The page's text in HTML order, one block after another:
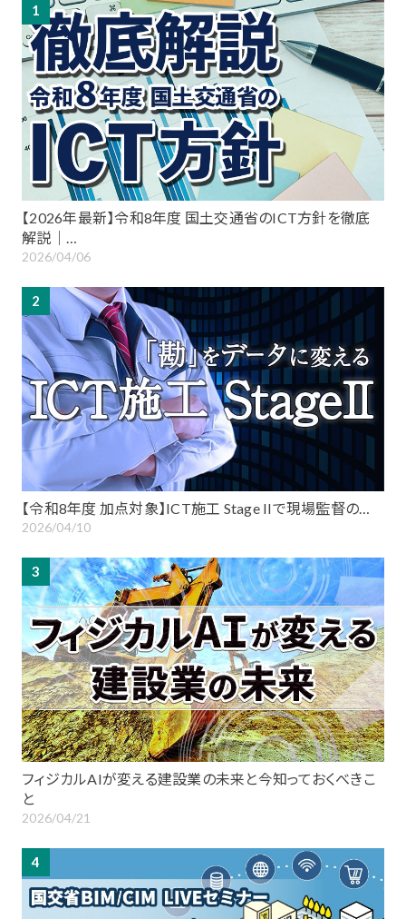
1
【2026年最新】令和8年度 国土交通省のICT方針を徹底
解説｜…
2026/04/06
2
【令和8年度 加点対象】ICT施工 Stage IIで現場監督の…
2026/04/10
3
フィジカルAIが変える建設業の未来と今知っておくべきこ
と
2026/04/21
4